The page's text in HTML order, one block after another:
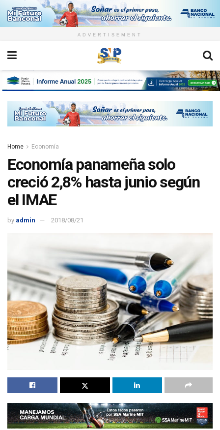
ADVERTISEMENT
Home Economía
Economía panameña solo
creció 2,8% hasta junio según
el IMAE
by admin 2018/08/21